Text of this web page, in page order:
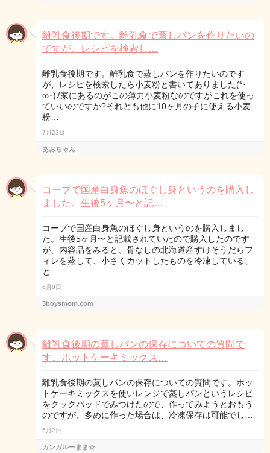
離乳食後期です。離乳食で蒸しパンを作りたいの
ですが、レシピを検索し…
離乳食後期です。離乳食で蒸しパンを作りたいのです
が、レシピを検索したら小麦粉と書いてありました(*･
ω･)ﾉ家にあるのがこの薄力小麦粉なのですがこれを使っ
ていいのですか?それとも他に10ヶ月の子に使える小麦
粉…
7月23日
あおちゃん
コープで国産白身魚のほぐし身というのを購入し
ました。生後5ヶ月〜と記…
コープで国産白身魚のほぐし身というのを購入しまし
た。生後5ヶ月〜と記載されていたので購入したのです
が、内容品をみると、骨なしの北海道産すけそうだらフ
ィレを蒸して、小さくカットしたものを冷凍している、
と…
6月8日
3boysmom.com
離乳食後期の蒸しパンの保存についての質問で
す。ホットケーキミックス…
離乳食後期の蒸しパンの保存についての質問です。ホッ
トケーキミックスを使いレンジで蒸しパンというレシピ
をクックパッドでみつけたので、作ってみようとおもう
のですが、多めに作った場合は、冷凍保存は可能でし…
5月2日
カンガルーまま☆